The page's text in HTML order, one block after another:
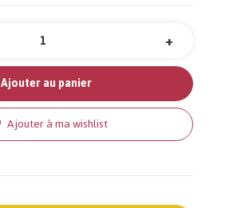
+
Ajouter au panier
Ajouter à ma wishlist